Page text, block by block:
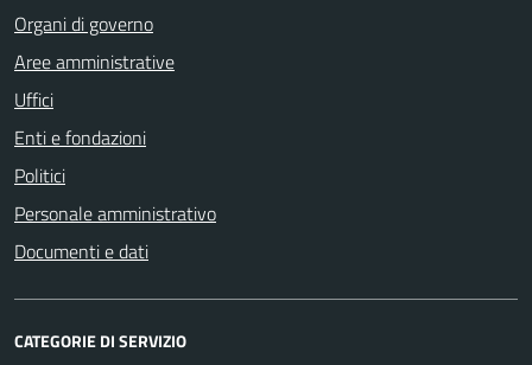
Organi di governo
Aree amministrative
Uffici
Enti e fondazioni
Politici
Personale amministrativo
Documenti e dati
CATEGORIE DI SERVIZIO